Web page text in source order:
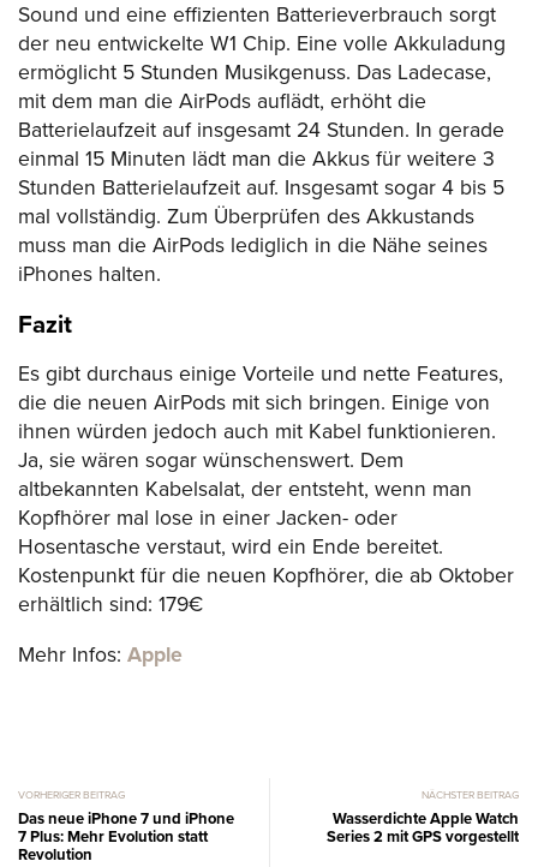
Sound und eine effizienten Batterieverbrauch sorgt
der neu entwickelte W1 Chip. Eine volle Akkuladung
ermöglicht 5 Stunden Musikgenuss. Das Ladecase,
mit dem man die AirPods auflädt, erhöht die
Batterielaufzeit auf insgesamt 24 Stunden. In gerade
einmal 15 Minuten lädt man die Akkus für weitere 3
Stunden Batterielaufzeit auf. Insgesamt sogar 4 bis 5
mal vollständig. Zum Überprüfen des Akkustands
muss man die AirPods lediglich in die Nähe seines
iPhones halten.
Fazit
Es gibt durchaus einige Vorteile und nette Features,
die die neuen AirPods mit sich bringen. Einige von
ihnen würden jedoch auch mit Kabel funktionieren.
Ja, sie wären sogar wünschenswert. Dem
altbekannten Kabelsalat, der entsteht, wenn man
Kopfhörer mal lose in einer Jacken- oder
Hosentasche verstaut, wird ein Ende bereitet.
Kostenpunkt für die neuen Kopfhörer, die ab Oktober
erhältlich sind: 179€
Mehr Infos: Apple
VORHERIGER BEITRAG
Das neue iPhone 7 und iPhone
7 Plus: Mehr Evolution statt
Revolution
NÄCHSTER BEITRAG
Wasserdichte Apple Watch
Series 2 mit GPS vorgestellt